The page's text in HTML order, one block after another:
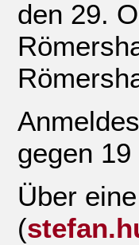
den 29.
gegen 19
Über
(